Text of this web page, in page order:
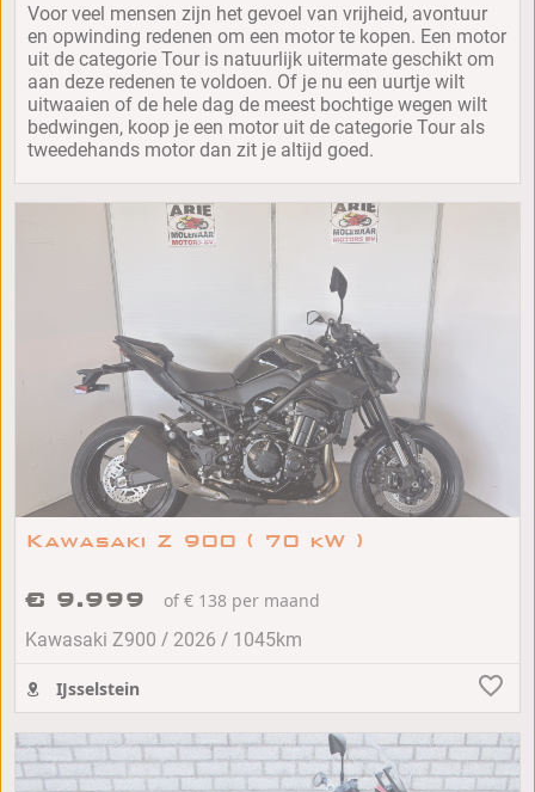
Voor veel mensen zijn het gevoel van vrijheid, avontuur
en opwinding redenen om een motor te kopen. Een motor
uit de categorie Tour is natuurlijk uitermate geschikt om
aan deze redenen te voldoen. Of je nu een uurtje wilt
uitwaaien of de hele dag de meest bochtige wegen wilt
bedwingen, koop je een motor uit de categorie Tour als
tweedehands motor dan zit je altijd goed.
Kawasaki Z 900 ( 70 kW )
€ 9.999
of € 138 per maand
Kawasaki Z900 / 2026 / 1045km
IJsselstein